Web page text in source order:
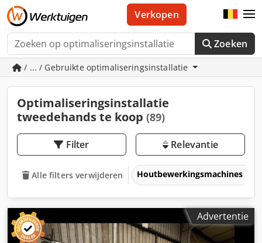
Zoeken
Verkopen
/ ... / Gebruikte optimaliseringsinstallatie
Optimaliseringsinstallatie
tweedehands te koop (89)
Filter Relevantie
Alle filters verwijderen Houtbewerkingsmachines
Advertentie